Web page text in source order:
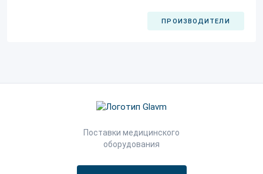
ПРОИЗВОДИТЕЛИ
Поставки медицинского
оборудования